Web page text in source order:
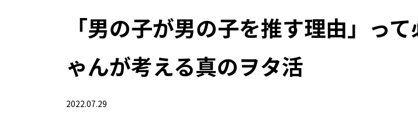
「男の子が男の子を推す理由」っ
ゃんが考える真のヲタ活
2022.07.29